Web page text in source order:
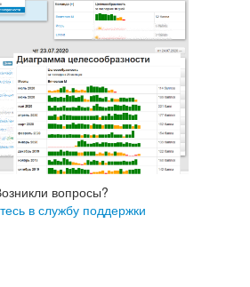
вопросы?
в службу поддержки